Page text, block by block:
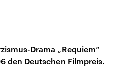
Drama „Requiem“
den Deutschen Filmpreis.